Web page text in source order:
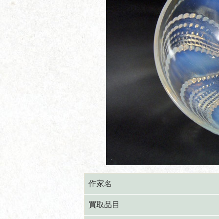
作家名
買取品目